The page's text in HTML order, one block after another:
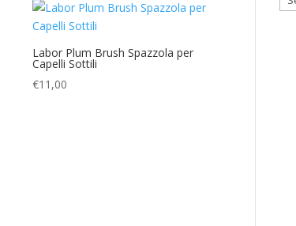
Labor Plum Brush Spazzola per
Capelli Sottili
€11,00